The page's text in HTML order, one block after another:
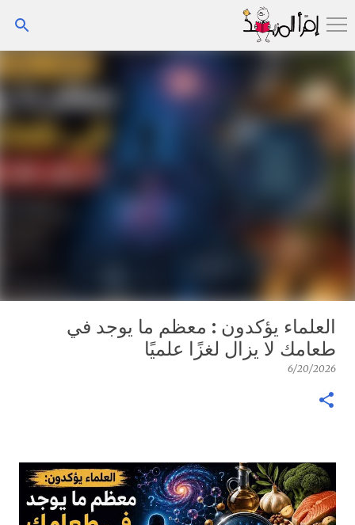
التخطي إلى المحتوى الرئيسي
العلماء يؤكدون : معظم ما يوجد في
طعامك لا يزال لغزًا علميًا
6/20/2026